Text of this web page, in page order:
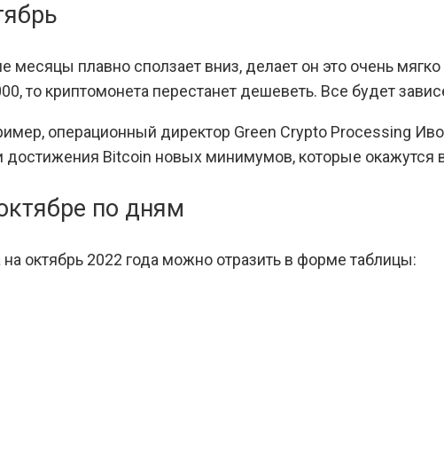
месяцы плавно сползает вниз, делает он это очень
то криптомонета перестанет дешеветь. Все будет
операционный директор Green Crypto Processing
достижения Bitcoin новых минимумов, которые окажутся
по дням
октябрь 2022 года можно отразить в форме таблицы: